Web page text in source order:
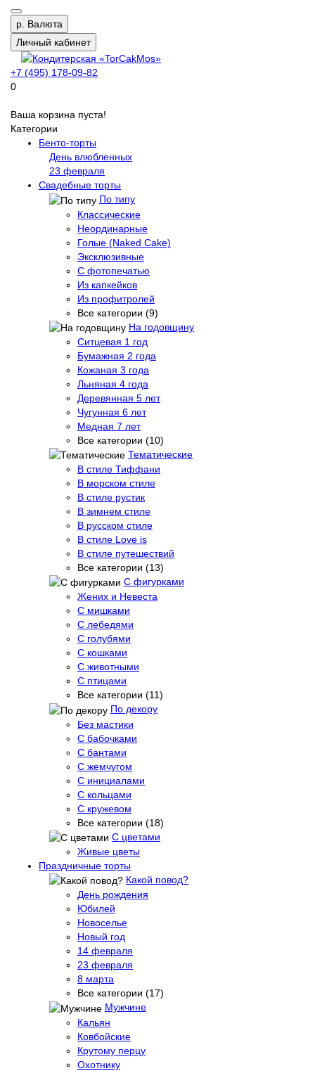
р. Валюта
Личный кабинет
+7 (495) 178-09-82
0
Ваша корзина пуста!
Категории
Бенто-торты
День влюбленных
23 февраля
Свадебные торты
По типу
Классические
Неординарные
Голые (Naked Cake)
Эксклюзивные
С фотопечатью
Из капкейков
Из профитролей
Все категории (9)
На годовщину
Ситцевая 1 год
Бумажная 2 года
Кожаная 3 года
Льняная 4 года
Деревянная 5 лет
Чугунная 6 лет
Медная 7 лет
Все категории (10)
Тематические
В стиле Тиффани
В морском стиле
В стиле рустик
В зимнем стиле
В русском стиле
В стиле Love is
В стиле путешествий
Все категории (13)
С фигурками
Жених и Невеста
С мишками
С лебедями
С голубями
С кошками
С животными
С птицами
Все категории (11)
По декору
Без мастики
С бабочками
С бантами
С жемчугом
С инициалами
С кольцами
С кружевом
Все категории (18)
С цветами
Живые цветы
Праздничные торты
Какой повод?
День рождения
Юбилей
Новоселье
Новый год
14 февраля
23 февраля
8 марта
Все категории (17)
Мужчине
Кальян
Ковбойские
Крутому перцу
Охотнику